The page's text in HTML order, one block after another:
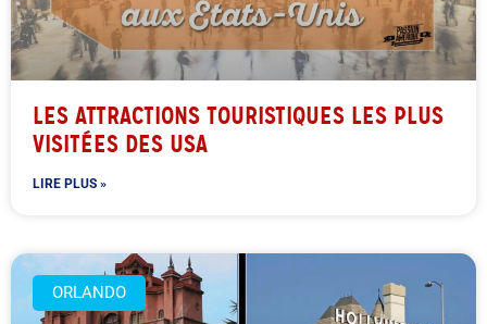
LES ATTRACTIONS TOURISTIQUES LES PLUS
VISITÉES DES USA
LIRE PLUS »
ORLANDO